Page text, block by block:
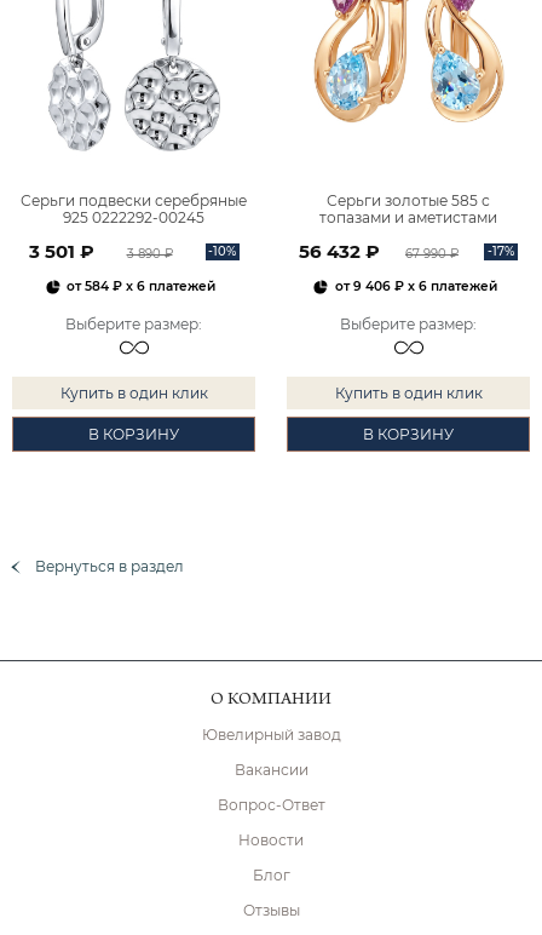
Серьги подвески серебряные
925 0222292-00245
3 501 ₽ 3 890 ₽ -10%
от584 ₽ x 6 платежей
Выберите размер:
Купить в один клик
В КОРЗИНУ
Серьги золотые 585 с
топазами и аметистами
56 432 ₽ 67 990 ₽ -17%
от9 406 ₽x 6 платежей
Выберите размер:
Купить в один клик
В КОРЗИНУ
Вернуться в раздел
О КОМПАНИИ
Ювелирный завод
Вакансии
Вопрос-Ответ
Новости
Блог
Отзывы